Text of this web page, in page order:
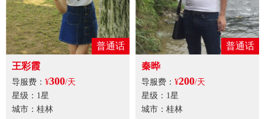
普通话
王彩霞
导服费： ¥300/天
星级：1星
城市：桂林
普通话
秦晔
导服费： ¥200/天
星级：1星
城市：桂林